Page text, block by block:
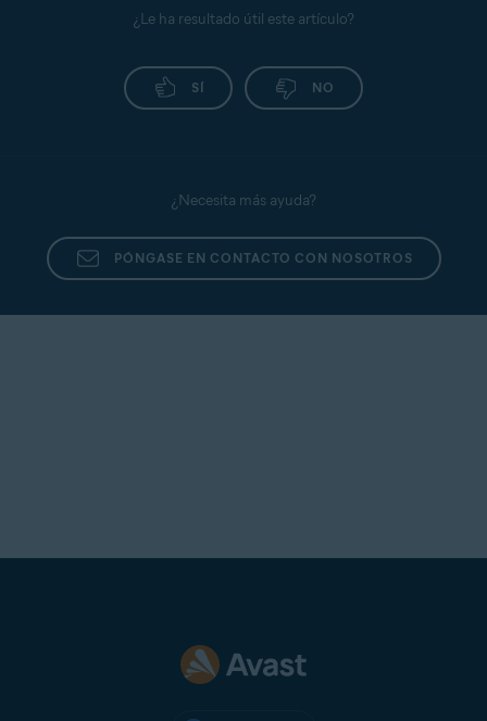
¿Le ha resultado útil este artículo?
SÍ NO
¿Necesita más ayuda?
PÓNGASE EN CONTACTO CON NOSOTROS